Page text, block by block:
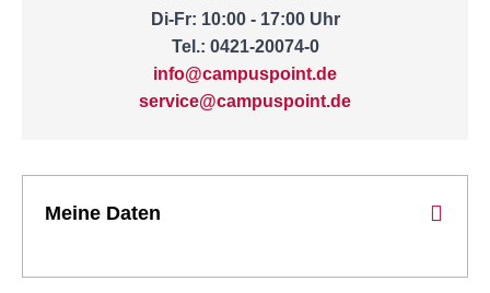
Di-Fr: 10:00 - 17:00 Uhr
Tel.: 0421-20074-0
info@campuspoint.de
service@campuspoint.de
Meine Daten